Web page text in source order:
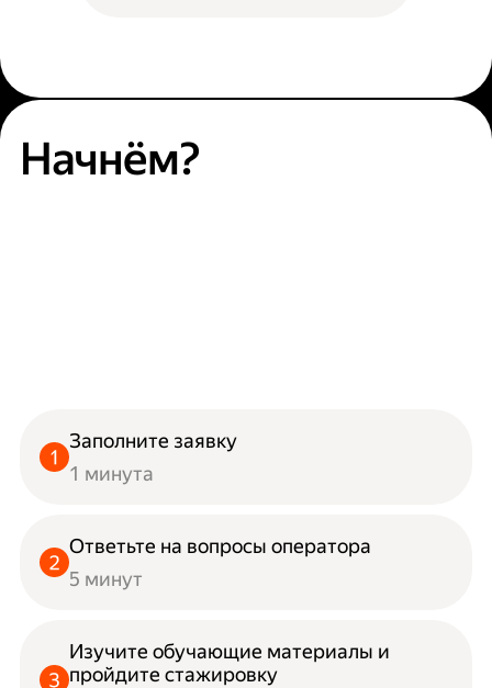
Начнём?
Заполните заявку
1 минута
Ответьте на вопросы оператора
5 минут
Изучите обучающие материалы и
пройдите стажировку